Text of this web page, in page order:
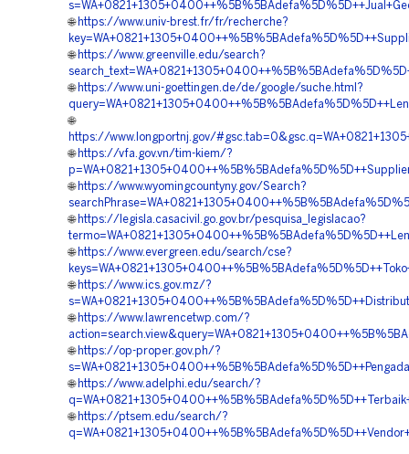
🌐 https://www.univ-brest.fr/fr/recherche?
🌐 https://www.greenville.edu/search?
🌐 https://www.uni-goettingen.de/de/google/suche.html?
🌐
https://www.longportnj.gov/
🌐 https://vfa.gov.vn/tim-kiem/?
🌐 https://www.wyomingcountyny.gov/Search?
🌐 https://legisla.casacivil.go.gov.br/pesquisa_legislacao?
🌐 https://www.evergreen.edu/search/cse?
🌐 https://www.ics.gov.mz/?
🌐 https://www.lawrencetwp.com/?
🌐 https://op-proper.gov.ph/?
🌐 https://www.adelphi.edu/search/?
🌐 https://ptsem.edu/search/?